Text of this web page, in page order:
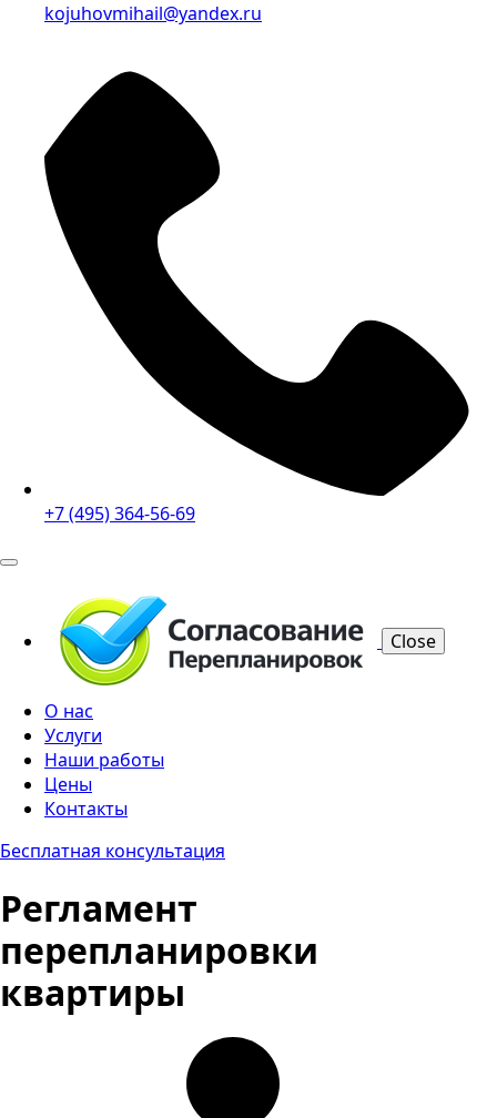
kojuhovmihail@yandex.ru
+7 (495) 364-56-69
Close
О нас
Услуги
Наши работы
Цены
Контакты
Бесплатная консультация
Регламент
перепланировки
квартиры